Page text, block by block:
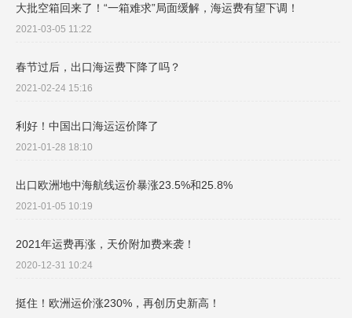
大批空箱回来了！“一箱难求”局面缓解，海运费有望下调！
2021-03-05 11:22
春节过后，出口海运费下降了吗？
2021-02-24 15:16
利好！中国出口海运运价降了
2021-01-28 18:10
出口欧洲地中海航线运价暴涨23.5%和25.8%
2021-01-05 10:19
2021年运费再涨，天价附加费来袭！
2020-12-31 10:24
挺住！欧洲运价涨230%，再创历史新高！